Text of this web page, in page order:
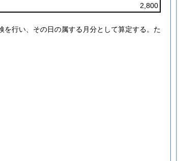
2,800
を行い、その日の属する月分として算定する。 た